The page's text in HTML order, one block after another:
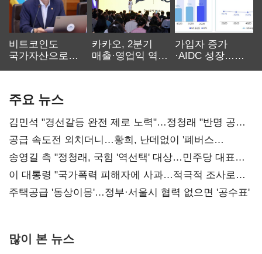
비트코인도
국가자산으로…'
카카오, 2분기
매출·영업익 역대
가입자 증가
·AIDC 성장…
주요 뉴스
김민석 "경선갈등 완전 제로 노력"…정청래 "반명 공세
사과부터"
공급 속도전 외치더니…황희, 난데없이 '폐버스
리모델링' 제안
송영길 측 "정청래, 국힘 '역선택' 대상…민주당 대표로
총선 지휘 못해"
이 대통령 "국가폭력 피해자에 사과…적극적 조사로
진실 밝혀야"
주택공급 '동상이몽'…정부·서울시 협력 없으면 '공수표'
많이 본 뉴스